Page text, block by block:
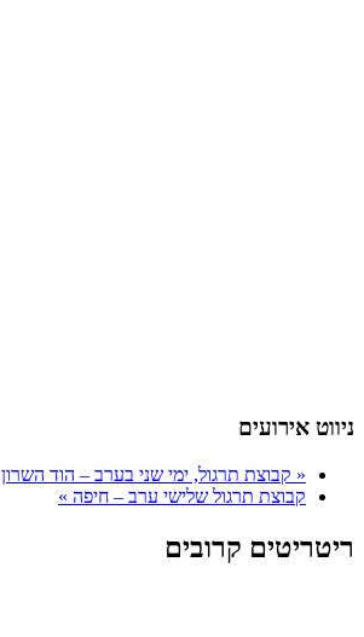
ניווט אירועים
« קבוצת תרגול, ימי שני בערב – הוד השרון
קבוצת תרגול שלישי ערב – חיפה »
ריטריטים קרובים